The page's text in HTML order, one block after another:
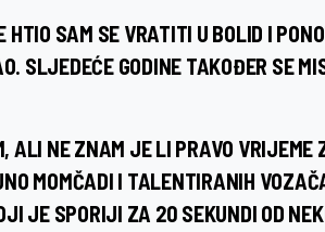
SAM SE VRATITI U BOLID I
SLJEDEĆE GODINE TAKOĐER SE
ALI NE ZNAM JE LI PRAVO VRIJEME
MOMČADI I TALENTIRANIH
JE SPORIJI ZA 20 SEKUNDI OD